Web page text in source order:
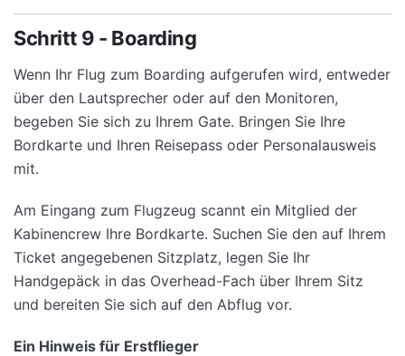
Schritt 9 - Boarding
Wenn Ihr Flug zum Boarding aufgerufen wird, entweder
über den Lautsprecher oder auf den Monitoren,
begeben Sie sich zu Ihrem Gate. Bringen Sie Ihre
Bordkarte und Ihren Reisepass oder Personalausweis
mit.
Am Eingang zum Flugzeug scannt ein Mitglied der
Kabinencrew Ihre Bordkarte. Suchen Sie den auf Ihrem
Ticket angegebenen Sitzplatz, legen Sie Ihr
Handgepäck in das Overhead-Fach über Ihrem Sitz
und bereiten Sie sich auf den Abflug vor.
Ein Hinweis für Erstflieger